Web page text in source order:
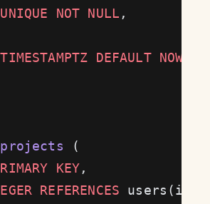
UNIQUE NOT NULL ,
TIMESTAMPTZ DEFAULT NOW
projects (
KEY,
REFERENCES users(id),